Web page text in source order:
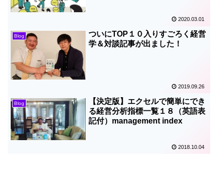
2020.03.01
Blog
ついにTOP１０入りすごろく経営
学＆対談記事が出ました！
2019.09.26
Blog
【決定版】エクセルで簡単にでき
る経営分析指標一覧１８（英語表
記付）management index
2018.10.04